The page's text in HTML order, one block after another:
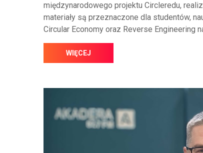
międzynarodowego projektu Circleredu,
materiały są przeznaczone dla studentów,
Circular Economy oraz Reverse Engineering
WIĘCEJ